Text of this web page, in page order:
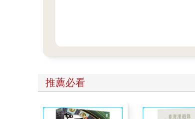
推薦必看